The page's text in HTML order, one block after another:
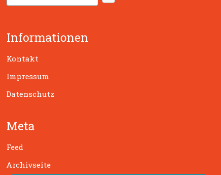
u
e
n
Informationen
Kontakt
Impressum
Datenschutz
Meta
Feed
Archivseite